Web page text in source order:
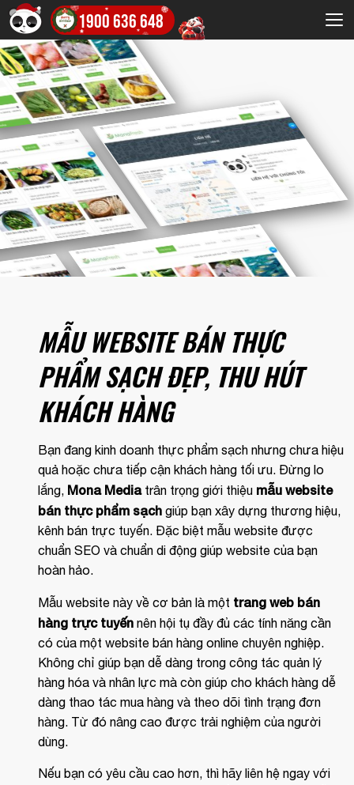
1900 636 648
MẪU WEBSITE BÁN THỰC
PHẨM SẠCH ĐẸP, THU HÚT
KHÁCH HÀNG
Bạn đang kinh doanh thực phẩm sạch nhưng chưa hiệu
quả hoặc chưa tiếp cận khách hàng tối ưu. Đừng lo
lắng, Mona Mediatrân trọng giới thiệu mẫu website
bán thực phẩm sạch giúp bạn xây dựng thương hiệu,
kênh bán trực tuyến. Đặc biệt mẫu website được
chuẩn SEO và chuẩn di động giúp website của bạn
hoàn hảo.
Mẫu website này về cơ bản là một trang web bán
hàng trực tuyến nên hội tụ đầy đủ các tính năng cần
có của một website bán hàng online chuyên nghiệp.
Không chỉ giúp bạn dễ dàng trong công tác quản lý
hàng hóa và nhân lực mà còn giúp cho khách hàng dễ
dàng thao tác mua hàng và theo dõi tình trạng đơn
hàng. Từ đó nâng cao được trải nghiệm của người
dùng.
Nếu bạn có yêu cầu cao hơn, thì hãy liên hệ ngay với